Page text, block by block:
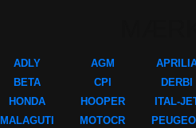
ADLY
BETA
HONDA
MALAGUTI
AGM
CPI
HOOPER
MOTOCR
DERBI
ITAL-